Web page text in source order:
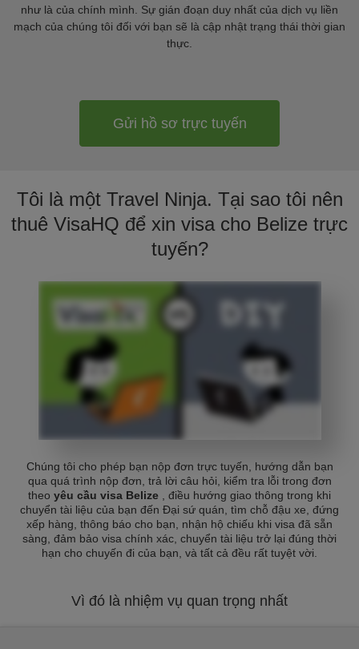
như là của chính mình. Sự gián đoạn duy nhất của dịch vụ liền
mạch của chúng tôi đối với bạn sẽ là cập nhật trạng thái thời gian
thực.
Gửi hồ sơ trực tuyến
Tôi là một Travel Ninja. Tại sao tôi nên
thuê VisaHQ để xin visa cho Belize trực
tuyến?
Chúng tôi cho phép bạn nộp đơn trực tuyến, hướng dẫn bạn
qua quá trình nộp đơn, trả lời câu hỏi, kiểm tra lỗi trong đơn
theo yêu cầu visa Belize
, điều hướng giao thông trong khi
chuyển tài liệu của bạn đến Đại sứ quán, tìm chỗ đậu xe, đứng
xếp hàng, thông báo cho bạn, nhận hộ chiếu khi visa đã sẵn
sàng, đảm bảo visa chính xác, chuyển tài liệu trở lại đúng thời
hạn cho chuyến đi của bạn, và tất cả đều rất tuyệt vời.
Vì đó là nhiệm vụ quan trọng nhất